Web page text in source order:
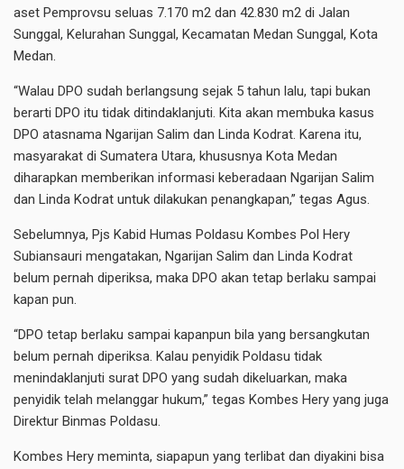
aset Pemprovsu seluas 7.170 m2 dan 42.830 m2 di Jalan
Sunggal, Kelurahan Sunggal, Kecamatan Medan Sunggal, Kota
Medan.
“Walau DPO sudah berlangsung sejak 5 tahun lalu, tapi bukan
berarti DPO itu tidak ditindaklanjuti. Kita akan membuka kasus
DPO atasnama Ngarijan Salim dan Linda Kodrat. Karena itu,
masyarakat di Sumatera Utara, khususnya Kota Medan
diharapkan memberikan informasi keberadaan Ngarijan Salim
dan Linda Kodrat untuk dilakukan penangkapan,” tegas Agus.
Sebelumnya, Pjs Kabid Humas Poldasu Kombes Pol Hery
Subiansauri mengatakan, Ngarijan Salim dan Linda Kodrat
belum pernah diperiksa, maka DPO akan tetap berlaku sampai
kapan pun.
“DPO tetap berlaku sampai kapanpun bila yang bersangkutan
belum pernah diperiksa. Kalau penyidik Poldasu tidak
menindaklanjuti surat DPO yang sudah dikeluarkan, maka
penyidik telah melanggar hukum,” tegas Kombes Hery yang juga
Direktur Binmas Poldasu.
Kombes Hery meminta, siapapun yang terlibat dan diyakini bisa